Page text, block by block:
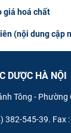
giá hoá chất
(nội dung cập
DƯỢC HÀ NỘI
Tông -
382-545-39. Fax